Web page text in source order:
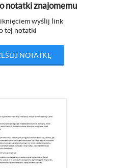
notatki znajomemu
wyślij link
tej notatki
NOTATKĘ